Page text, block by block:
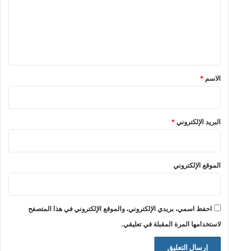
*
الاسم *
البريد الإلكتروني*
الموقع الإلكتروني
احفظ اسمي، بريدي الإلكتروني، والموقع الإلكتروني في هذا المتصفح
لاستخدامها المرة المقبلة في تعليقي.